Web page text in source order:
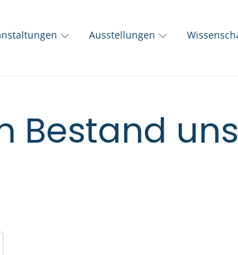
Ausstellungen
Bestand